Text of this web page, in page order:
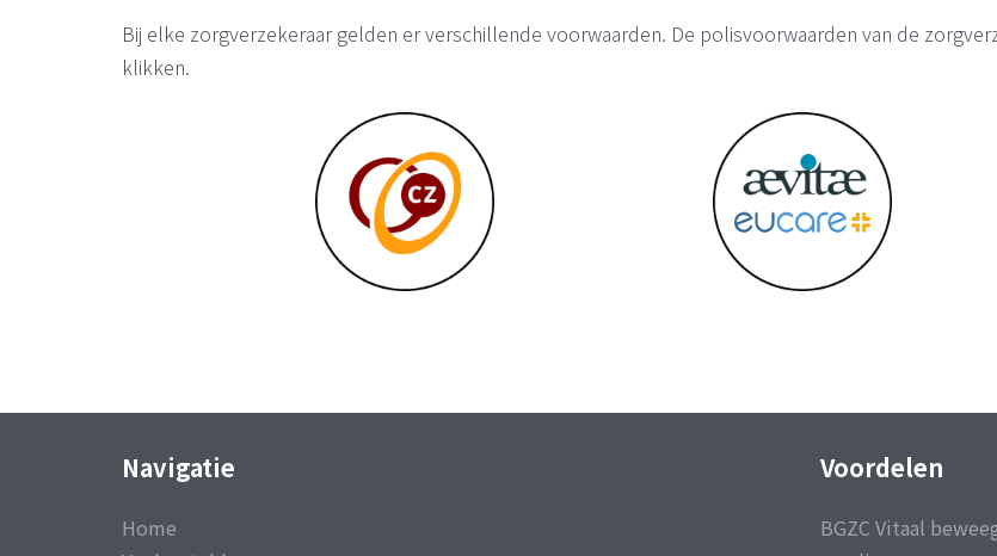
Bij elke zorgverzekeraar gelden er verschillende voorwaarden. De polisvoorwaarden van de
klikken.
Navigatie
Home
Voordelen
BGZC Vitaal